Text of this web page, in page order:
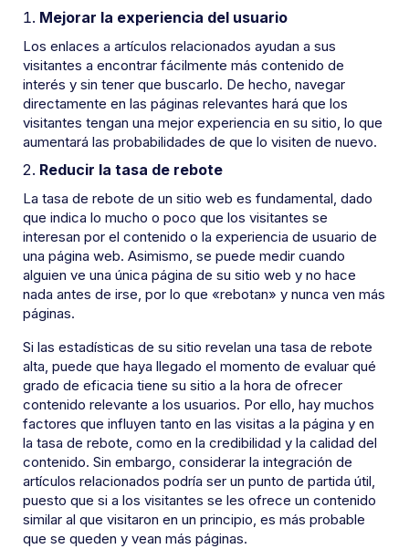
Mejorar la experiencia del usuario
Los enlaces a artículos relacionados ayudan a sus
visitantes a encontrar fácilmente más contenido de
interés y sin tener que buscarlo. De hecho, navegar
directamente en las páginas relevantes hará que los
visitantes tengan una mejor experiencia en su sitio, lo que
aumentará las probabilidades de que lo visiten de nuevo.
Reducir la tasa de rebote
La tasa de rebote de un sitio web es fundamental, dado
que indica lo mucho o poco que los visitantes se
interesan por el contenido o la experiencia de usuario de
una página web. Asimismo, se puede medir cuando
alguien ve una única página de su sitio web y no hace
nada antes de irse, por lo que «rebotan» y nunca ven más
páginas.
Si las estadísticas de su sitio revelan una tasa de rebote
alta, puede que haya llegado el momento de evaluar qué
grado de eficacia tiene su sitio a la hora de ofrecer
contenido relevante a los usuarios. Por ello, hay muchos
factores que influyen tanto en las visitas a la página y en
la tasa de rebote, como en la credibilidad y la calidad del
contenido. Sin embargo, considerar la integración de
artículos relacionados podría ser un punto de partida útil,
puesto que si a los visitantes se les ofrece un contenido
similar al que visitaron en un principio, es más probable
que se queden y vean más páginas.